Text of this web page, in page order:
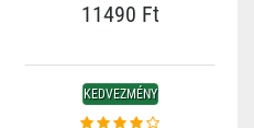
11490 Ft
KEDVEZMÉNY